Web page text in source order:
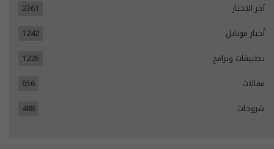
آخر الاخبار
2361
أخبار موبايل
1242
تطبيقات وبرامج
1226
مقالات
656
شروحات
488